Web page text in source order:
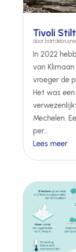
Tivoli
door bartdebruyne
In 2022
van
vroeger de
Het was
Mechelen.
per...
Lees meer